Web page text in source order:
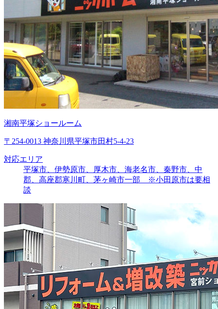
湘南平塚ショールーム
〒254-0013 神奈川県平塚市田村5-4-23
対応エリア
平塚市、伊勢原市、厚木市、海老名市、秦野市、中
郡、高座郡寒川町、茅ヶ崎市一部 ※小田原市は要相
談